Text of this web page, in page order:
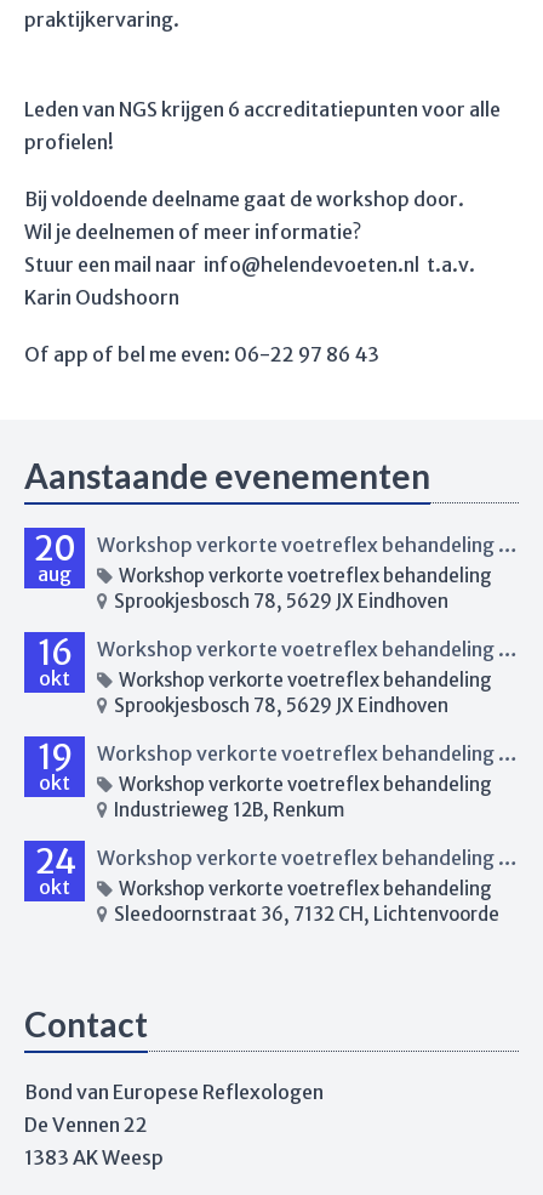
praktijkervaring.
Leden van NGS krijgen 6 accreditatiepunten voor alle
profielen!
Bij voldoende deelname gaat de workshop door.
Wil je deelnemen of meer informatie?
Stuur een mail naar info@helendevoeten.nl t.a.v.
Karin Oudshoorn
Of app of bel me even: 06-22 97 86 43
Aanstaande evenementen
20
aug
Workshop verkorte voetreflex behandeling Eindhoven
Workshop verkorte voetreflex behandeling
Sprookjesbosch 78, 5629 JX Eindhoven
16
okt
Workshop verkorte voetreflex behandeling Eindhoven
Workshop verkorte voetreflex behandeling
Sprookjesbosch 78, 5629 JX Eindhoven
19
okt
Workshop verkorte voetreflex behandeling Renkum
Workshop verkorte voetreflex behandeling
Industrieweg 12B, Renkum
24
okt
Workshop verkorte voetreflex behandeling Lichtenvoorde
Workshop verkorte voetreflex behandeling
Sleedoornstraat 36, 7132 CH, Lichtenvoorde
Contact
Bond van Europese Reflexologen
De Vennen 22
1383 AK Weesp